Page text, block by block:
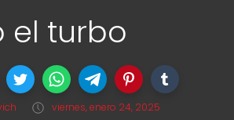
el turbo
viernes, enero 24, 2025